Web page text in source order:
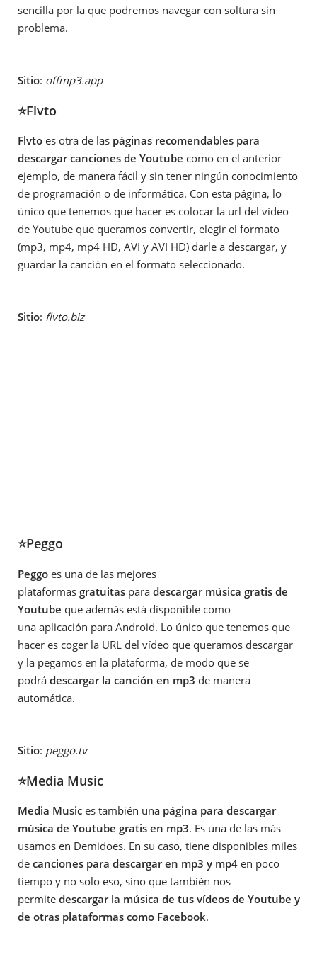
sencilla por la que podremos navegar con soltura sin
problema.
Sitio: offmp3.app
⭐Flvto
Flvto es otra de las páginas recomendables para
descargar canciones de Youtube como en el anterior
ejemplo, de manera fácil y sin tener ningún conocimiento
de programación o de informática. Con esta página, lo
único que tenemos que hacer es colocar la url del vídeo
de Youtube que queramos convertir, elegir el formato
(mp3, mp4, mp4 HD, AVI y AVI HD) darle a descargar, y
guardar la canción en el formato seleccionado.
Sitio: flvto.biz
⭐Peggo
Peggo es una de las mejores
plataformas gratuitas para descargar música gratis de
Youtube que además está disponible como
una aplicación para Android. Lo único que tenemos que
hacer es coger la URL del vídeo que queramos descargar
y la pegamos en la plataforma, de modo que se
podrá descargar la canción en mp3 de manera
automática.
Sitio: peggo.tv
⭐Media Music
Media Music es también una página para descargar
música de Youtube gratis en mp3. Es una de las más
usamos en Demidoes. En su caso, tiene disponibles miles
de canciones para descargar en mp3 y mp4 en poco
tiempo y no solo eso, sino que también nos
permite descargar la música de tus vídeos de Youtube y
de otras plataformas como Facebook.